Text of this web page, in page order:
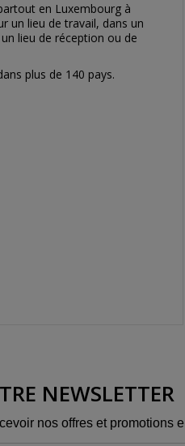
en Luxembourg à
un lieu de travail, dans un
lieu de réception ou de
plus de 140 pays.
NEWSLETTER
nos offres et promotions